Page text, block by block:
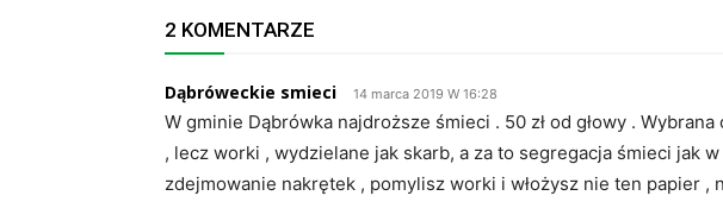
2 KOMENTARZE
Dąbróweckie smieci 14 marca 2019 W 16:28
W gminie Dąbrówka najdroższe śmieci . 50 zł od głowy .
, lecz worki , wydzielane jak skarb, a za to segregacja śmieci jak
zdejmowanie nakrętek , pomylisz worki i włożysz nie ten papier ,